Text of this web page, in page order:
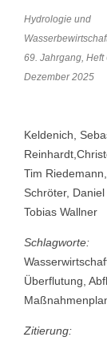
Hydrologie und
69. Jahrgang, Heft
Dezember 2025
Keldenich,
Tim
Schröter,
Tobias Wallner
Schlagworte:
Überflutung,
Zitierung: